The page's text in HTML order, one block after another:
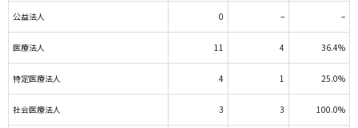
公益法人 0 – –
医療法人 11 4 36.4%
特定医療法人 4 1 25.0%
社会医療法人 3 3 100.0%